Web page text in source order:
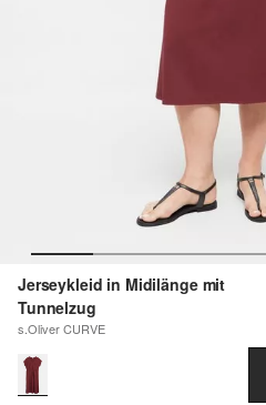
Jerseykleid in Midilänge mit
Tunnelzug
s.Oliver CURVE